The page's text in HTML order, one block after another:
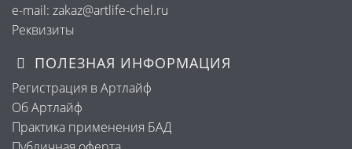
e-mail: zakaz@artlife-chel.ru
Реквизиты
ПОЛЕЗНАЯ ИНФОРМАЦИЯ
Регистрация в Артлайф
Об Артлайф
Практика применения БАД